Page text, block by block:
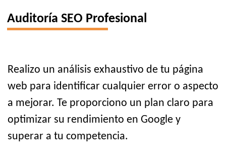
Auditoría SEO Profesional
Realizo un análisis exhaustivo de tu página
web para identificar cualquier error o aspecto
a mejorar. Te proporciono un plan claro para
optimizar su rendimiento en Google y
superar a tu competencia.